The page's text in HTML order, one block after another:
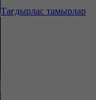
Тағдырлас тамырлар